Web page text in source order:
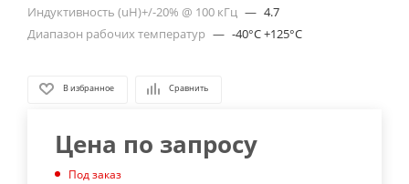
Индуктивность (uH)+/-20% @ 100 кГц — 4.7
Диапазон рабочих температур — -40°C +125°C
В избранное Сравнить
Цена по запросу
Под заказ